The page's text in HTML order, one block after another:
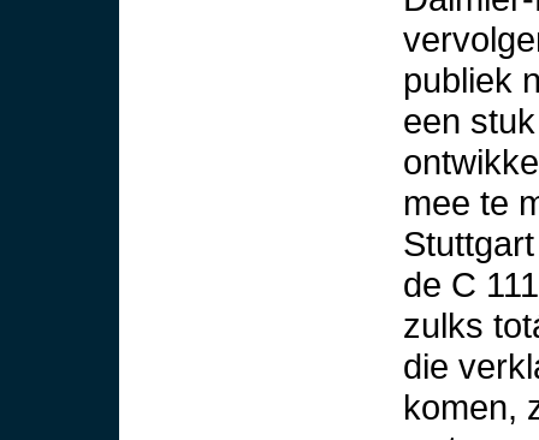
publiek
een
mee te
de C
zulks
die
komen,